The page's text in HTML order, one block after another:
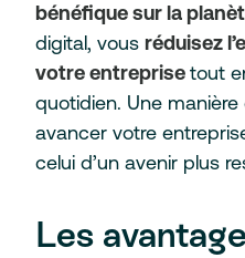
bénéfique sur la
digital, vous réduisez
votre entreprisetout
quotidien. Une
avancer votre
celui d’un avenir plus
Les